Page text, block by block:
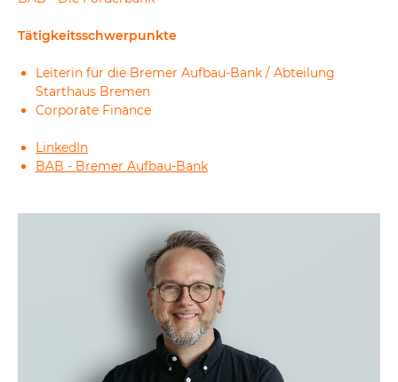
Tätigkeitsschwerpunkte
Leiterin für die Bremer Aufbau-Bank / Abteilung
Starthaus Bremen
Corporate Finance
LinkedIn
BAB - Bremer Aufbau-Bank